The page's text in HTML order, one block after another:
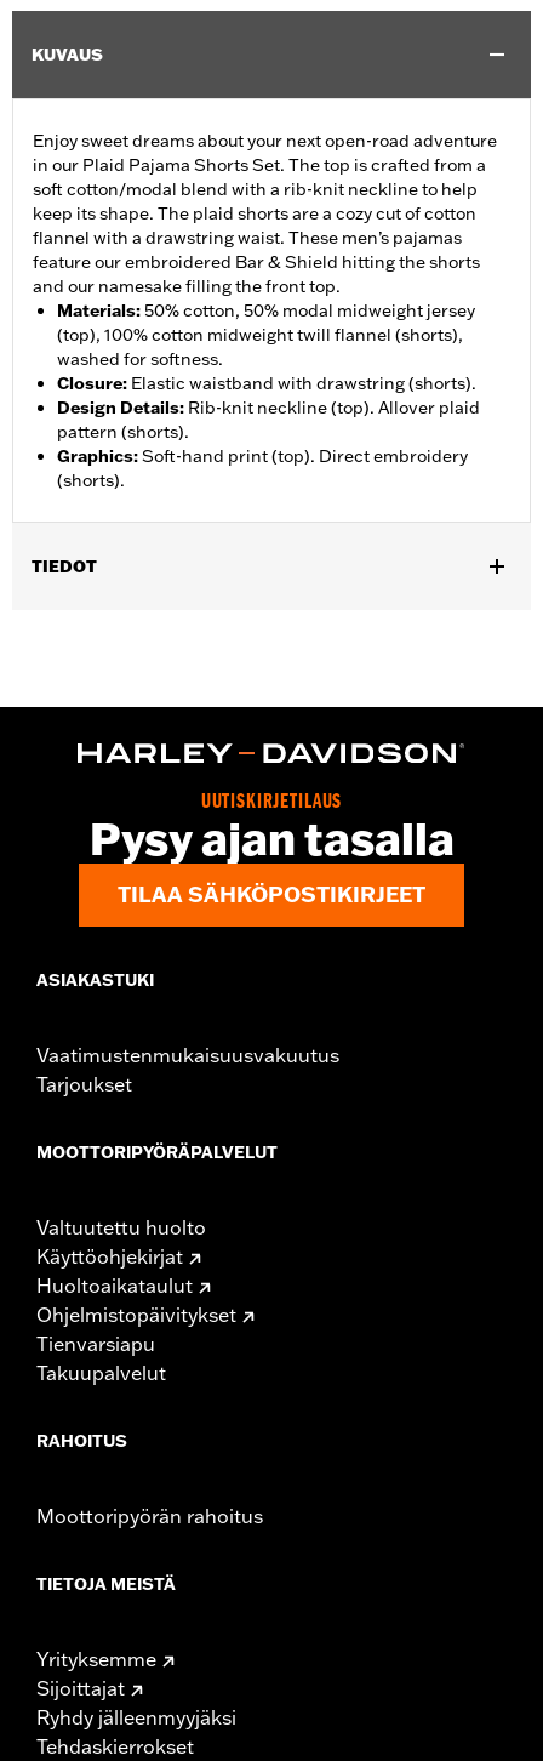
KUVAUS
Enjoy sweet dreams about your next open-road adventure
in our Plaid Pajama Shorts Set. The top is crafted from a
soft cotton/modal blend with a rib-knit neckline to help
keep its shape. The plaid shorts are a cozy cut of cotton
flannel with a drawstring waist. These men’s pajamas
feature our embroidered Bar & Shield hitting the shorts
and our namesake filling the front top.
Materials:50% cotton, 50% modal midweight jersey
(top), 100% cotton midweight twill flannel (shorts),
washed for softness.
Closure: Elastic waistband with drawstring (shorts).
Design Details: Rib-knit neckline (top). Allover plaid
pattern (shorts).
Graphics:Soft-hand print (top). Direct embroidery
(shorts).
TIEDOT
Origin:Imported
UUTISKIRJETILAUS
Pysy ajan tasalla
TILAA SÄHKÖPOSTIKIRJEET
ASIAKASTUKI
Vaatimustenmukaisuusvakuutus
Tarjoukset
MOOTTORIPYÖRÄPALVELUT
Valtuutettu huolto
Käyttöohjekirjat
Huoltoaikataulut
Ohjelmistopäivitykset
Tienvarsiapu
Takuupalvelut
RAHOITUS
Moottoripyörän rahoitus
TIETOJA MEISTÄ
Yrityksemme
Sijoittajat
Ryhdy jälleenmyyjäksi
Tehdaskierrokset